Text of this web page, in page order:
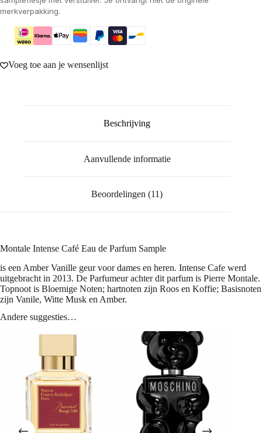
merkverpakking.
Voeg toe aan je wensenlijst
Beschrijving
Aanvullende informatie
Beoordelingen (11)
Montale Intense Café Eau de Parfum Sample
is een Amber Vanille geur voor dames en heren. Intense Cafe werd
uitgebracht in 2013. De Parfumeur achter dit parfum is Pierre Montale.
Topnoot is Bloemige Noten; hartnoten zijn Roos en Koffie; Basisnoten
zijn Vanile, Witte Musk en Amber.
Andere suggesties…